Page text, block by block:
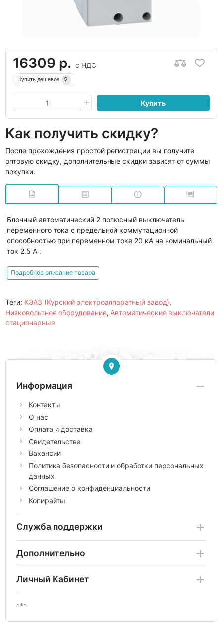
16309 р. с НДС
Купить дешевле ?
Купить
Как получить скидку?
После прохождения простой регистрации вы получите
оптовую скидку, дополнительные скидки зависят от суммы
покупки.
Блочный автоматический 2 полюсный выключатель
переменного тока с предельной коммутационной
способностью при переменном токе 20 кА на номинальный
ток 2.5 А .
Подробное описание товара
Теги: КЭАЗ (Курский электроаппаратный завод),
Низковольтное оборудование, Автоматические выключатели
стационарные
Информация
Контакты
О нас
Оплата и доставка
Свидетельства
Вакансии
Политика безопасности и обработки персональных
данных
Соглашение о конфиденциальности
Копирайты
Служба поддержки
Дополнительно
Личный Кабинет
***